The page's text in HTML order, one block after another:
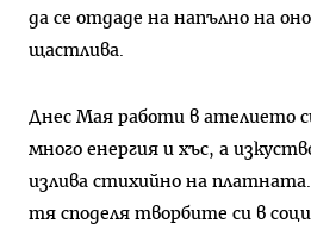
да се отдаде на напълно на
щастлива.
Днес Мая работи в ателието
много енергия и хъс, а
излива стихийно на
тя споделя творбите си в